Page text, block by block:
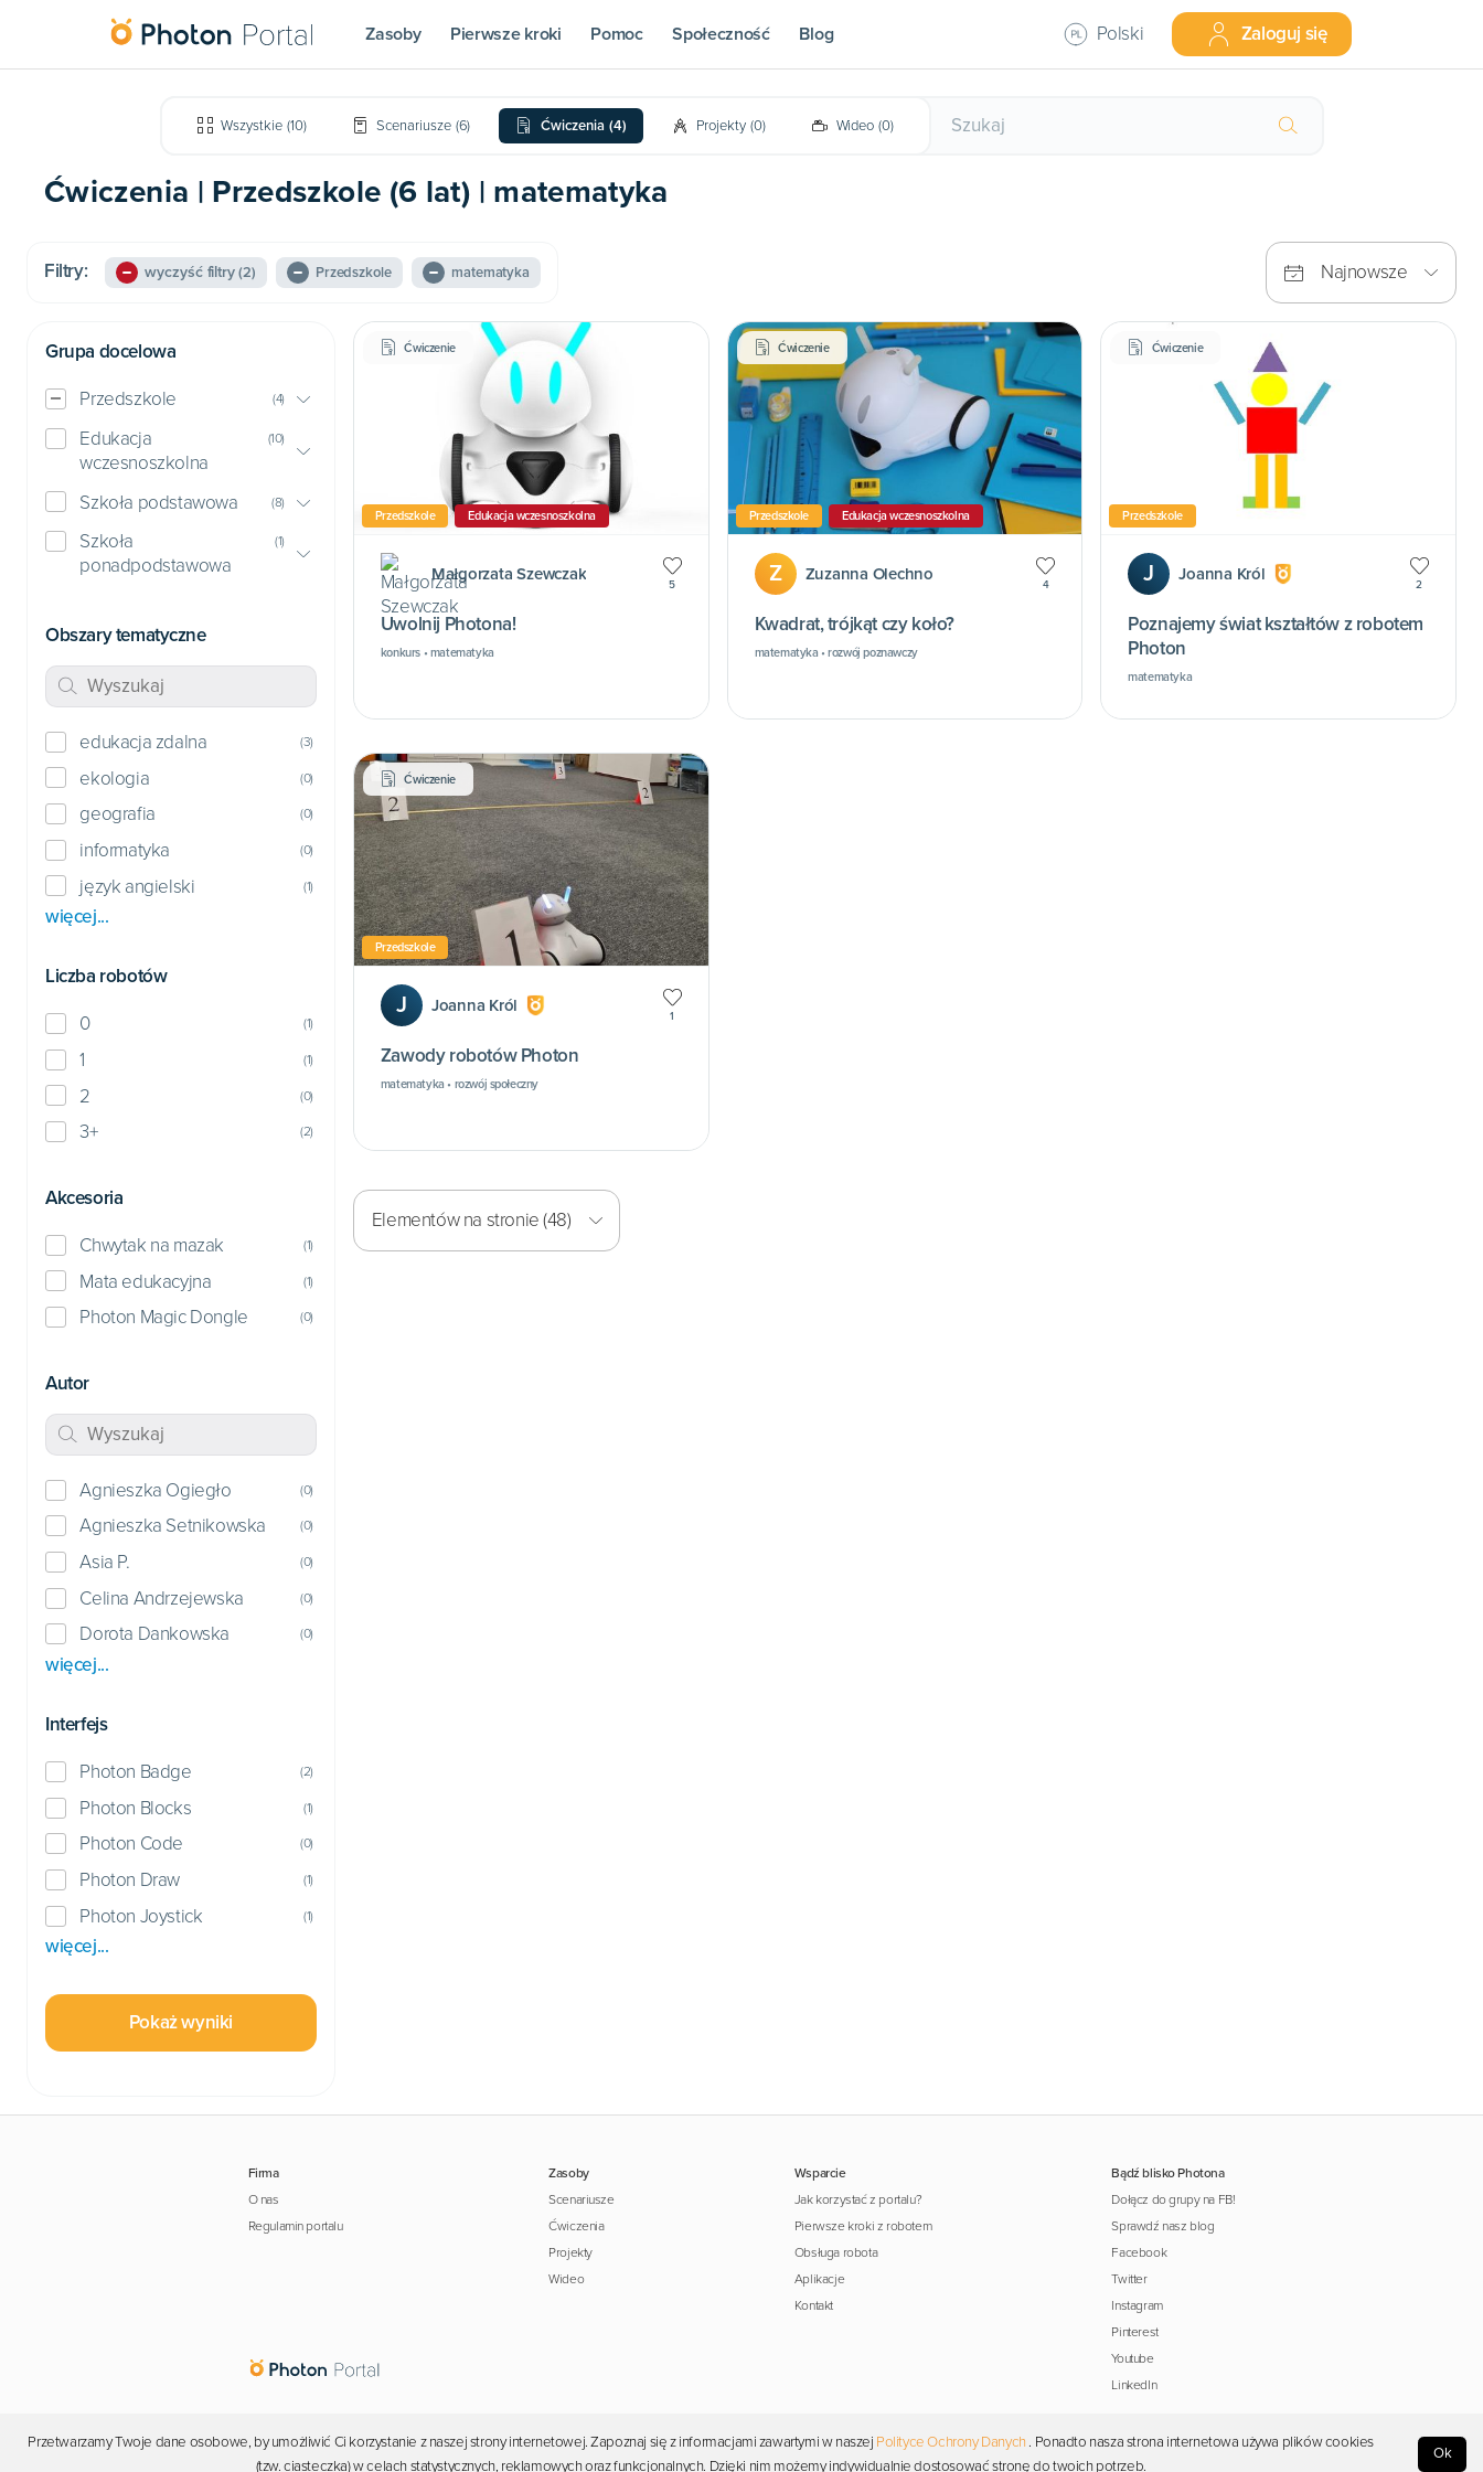
Zasoby Pierwsze kroki Pomoc Społeczność Blog Polski Zaloguj się
Wszystkie (10) Scenariusze (6) Ćwiczenia (4) Projekty (0) Wideo (0)
Ćwiczenia | Przedszkole (6 lat) | matematyka
Filtry: wyczyść filtry(2) Przedszkole matematyka Najnowsze
Grupa docelowa
Przedszkole (4)
Edukacja
wczesnoszkolna
(10)
Szkoła podstawowa (8)
Szkoła
ponadpodstawowa
(1)
Obszary tematyczne
edukacja zdalna (3)
ekologia (0)
geografia (0)
informatyka (0)
język angielski (1)
więcej...
Liczba robotów
0 (1)
1 (1)
2 (0)
3+ (2)
Akcesoria
Chwytak na mazak (1)
Mata edukacyjna (1)
Photon Magic Dongle (0)
Autor
Agnieszka Ogiegło (0)
Agnieszka Setnikowska (0)
Asia P. (0)
Celina Andrzejewska (0)
Dorota Dankowska (0)
więcej...
Interfejs
Photon Badge (2)
Photon Blocks (1)
Photon Code (0)
Photon Draw (1)
Photon Joystick (1)
więcej...
Pokaż wyniki
Ćwiczenie
Przedszkole Edukacja wczesnoszkolna
Małgorzata Szewczak
5
Uwolnij Photona!
konkurs • matematyka
Ćwiczenie
Przedszkole Edukacja wczesnoszkolna
Z Zuzanna Olechno
4
Kwadrat, trójkąt czy koło?
matematyka • rozwój poznawczy
Ćwiczenie
Przedszkole
J Joanna Król
2
Poznajemy świat kształtów z robotem
Photon
matematyka
Ćwiczenie
Przedszkole
J Joanna Król
1
Zawody robotów Photon
matematyka • rozwój społeczny
Elementów na stronie (48)
Firma
O nas
Regulamin portalu
Zasoby
Scenariusze
Ćwiczenia
Projekty
Wideo
Wsparcie
Jak korzystać z portalu?
Pierwsze kroki z robotem
Obsługa robota
Aplikacje
Kontakt
Bądź blisko Photona
Dołącz do grupy na FB!
Sprawdź nasz blog
Facebook
Twitter
Instagram
Pinterest
Youtube
LinkedIn
Copyright © 2026 Photon. Wszelkie prawa zastrzeżone.
Przetwarzamy Twoje dane osobowe, by umożliwić Ci korzystanie z naszej strony internetowej. Zapoznaj się z informacjami zawartymi w naszej Polityce Ochrony Danych . Ponadto nasza strona internetowa używa plików cookies
(tzw. ciasteczka) w celach statystycznych, reklamowych oraz funkcjonalnych. Dzięki nim możemy indywidualnie dostosować stronę do twoich potrzeb.
Ok